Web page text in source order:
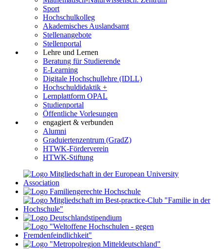
Sport
Hochschulkolleg
Akademisches Auslandsamt
Stellenangebote
Stellenportal
Lehre und Lernen
Beratung für Studierende
E-Learning
Digitale Hochschullehre (IDLL)
Hochschuldidaktik +
Lernplattform OPAL
Studienportal
Öffentliche Vorlesungen
engagiert & verbunden
Alumni
Graduiertenzentrum (GradZ)
HTWK-Förderverein
HTWK-Stiftung